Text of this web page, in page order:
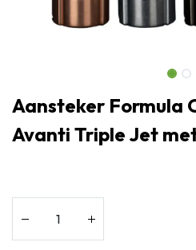
Aansteker Formula
Avanti Triple Jet